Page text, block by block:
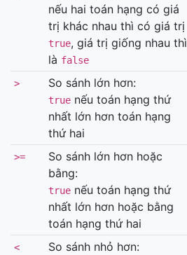
nếu hai toán hạng có giá
trị khác nhau thì có giá trị
true, giá trị giống nhau thì
là false
> So sánh lớn hơn:
truenếu toán hạng thứ
nhất lớn hơn toán hạng
thứ hai
>=
So sánh lớn hơn hoặc
bằng:
truenếu toán hạng thứ
nhất lớn hơn hoặc bằng
toán hạng thứ hai
< So sánh nhỏ hơn: